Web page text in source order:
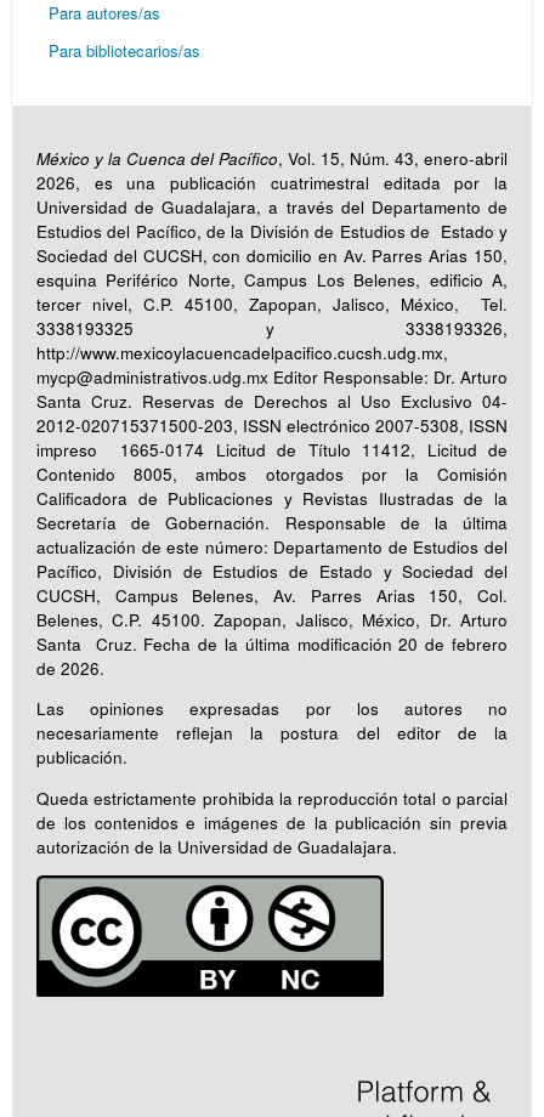
Para autores/as
Para bibliotecarios/as
México y la Cuenca del Pacífico, Vol. 15, Núm. 43, enero-abril
2026, es una publicación cuatrimestral editada por la
Universidad de Guadalajara, a través del Departamento de
Estudios del Pacífico, de la División de Estudios de Estado y
Sociedad del CUCSH, con domicilio en Av. Parres Arias 150,
esquina Periférico Norte, Campus Los Belenes, edificio A,
tercer nivel, C.P. 45100, Zapopan, Jalisco, México, Tel.
3338193325 y 3338193326,
http://www.mexicoylacuencadelpacifico.cucsh.udg.mx,
mycp@administrativos.udg.mx Editor Responsable: Dr. Arturo
Santa Cruz. Reservas de Derechos al Uso Exclusivo 04-
2012-020715371500-203, ISSN electrónico 2007-5308, ISSN
impreso 1665-0174 Licitud de Título 11412, Licitud de
Contenido 8005, ambos otorgados por la Comisión
Calificadora de Publicaciones y Revistas Ilustradas de la
Secretaría de Gobernación. Responsable de la última
actualización de este número: Departamento de Estudios del
Pacífico, División de Estudios de Estado y Sociedad del
CUCSH, Campus Belenes, Av. Parres Arias 150, Col.
Belenes, C.P. 45100. Zapopan, Jalisco, México, Dr. Arturo
Santa Cruz. Fecha de la última modificación 20 de febrero
de 2026.
Las opiniones expresadas por los autores no
necesariamente reflejan la postura del editor de la
publicación.
Queda estrictamente prohibida la reproducción total o parcial
de los contenidos e imágenes de la publicación sin previa
autorización de la Universidad de Guadalajara.